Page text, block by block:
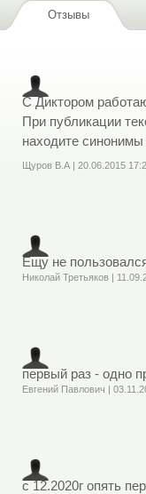
Отзывы
C Диктором
При публикации
находите
Щуров В.А| 20.06.2015
Ещу не
Николай Третьяков|
первый раз - одно
Евгений Павлович |
с 12.2020г опять